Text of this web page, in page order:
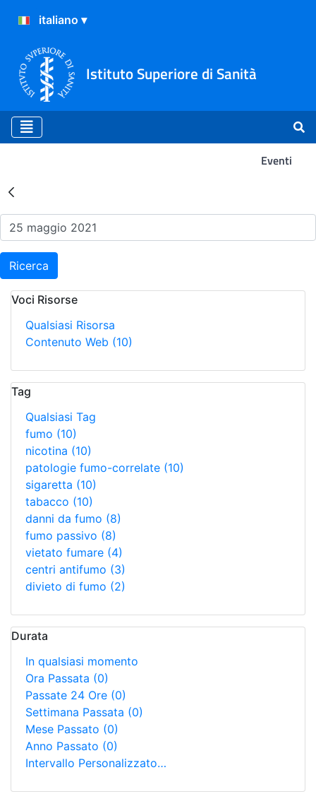
Istituto Superiore di Sanità
Eventi
Risultati della Ricerca -
Ricerca
Voci Risorse
Qualsiasi Risorsa
Contenuto Web (10)
Tag
Qualsiasi Tag
fumo (10)
nicotina (10)
patologie fumo-correlate (10)
sigaretta (10)
tabacco (10)
danni da fumo (8)
fumo passivo (8)
vietato fumare (4)
centri antifumo (3)
divieto di fumo (2)
Durata
In qualsiasi momento
Ora Passata (0)
Passate 24 Ore (0)
Settimana Passata (0)
Mese Passato (0)
Anno Passato (0)
Intervallo Personalizzato…